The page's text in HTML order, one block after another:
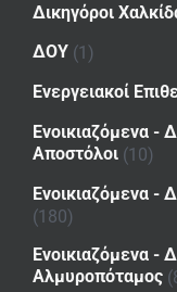
Δικηγόροι
ΔΟΥ (1)
Ενεργειακοί
Ενοικιαζόμενα -
Αποστόλοι (10)
Ενοικιαζόμενα -
(180)
Ενοικιαζόμενα -
Αλμυροπόταμος